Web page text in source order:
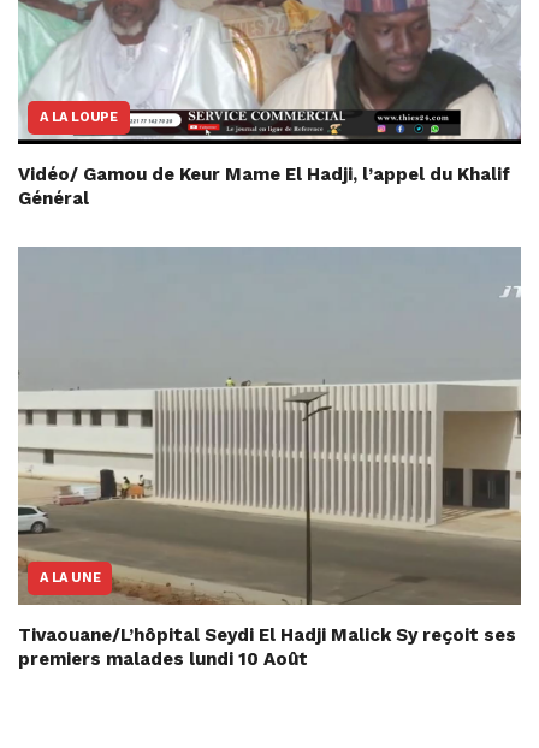
A LA LOUPE
Vidéo/ Gamou de Keur Mame El Hadji, l’appel du Khalif
Général
A LA UNE
Tivaouane/L’hôpital Seydi El Hadji Malick Sy reçoit ses
premiers malades lundi 10 Août